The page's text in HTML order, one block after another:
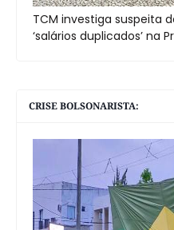
TCM investiga suspeita
‘salários duplicados’ na
CRISE BOLSONARISTA: